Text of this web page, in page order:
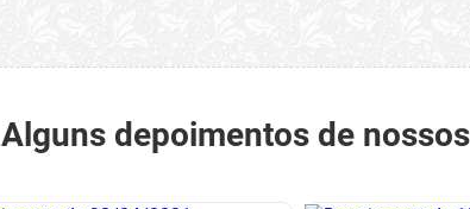
Alguns depoimentos de